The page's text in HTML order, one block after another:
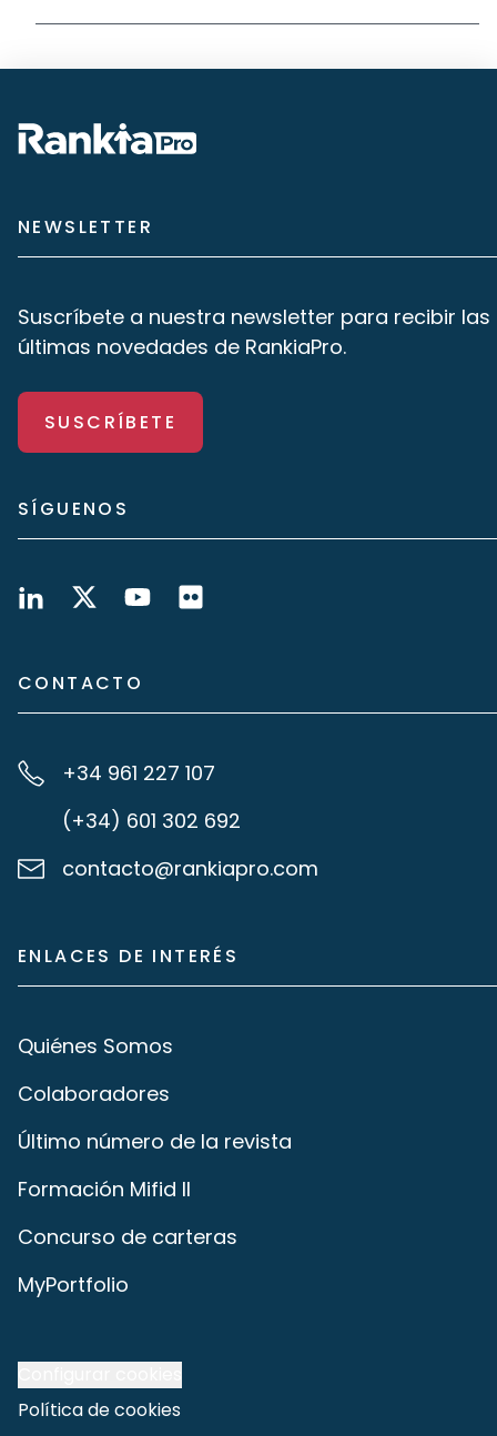
NEWSLETTER
Suscríbete a nuestra newsletter para recibir las
últimas novedades de RankiaPro.
SUSCRÍBETE
SÍGUENOS
CONTACTO
+34 961 227 107
(+34) 601 302 692
contacto@rankiapro.com
ENLACES DE INTERÉS
Quiénes Somos
Colaboradores
Último número de la revista
Formación Mifid II
Concurso de carteras
MyPortfolio
Política de cookies